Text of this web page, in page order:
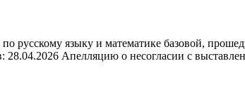
русскому языку и математике базовой,
28.04.2026 Апелляцию о несогласии с